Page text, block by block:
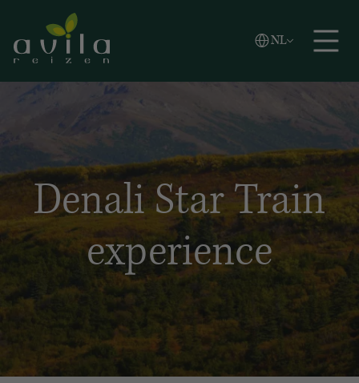
Zoeken
NL
Vlaams
English
Denali Star Train
experience